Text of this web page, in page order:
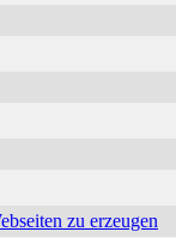
zu erzeugen